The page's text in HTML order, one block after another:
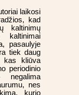
laikosi
kad
kaltinimų
pasaulyje
tiek daug
kas kliūva
periodinio
negalima
nes
kurio